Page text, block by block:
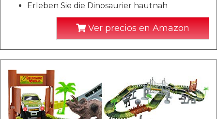
Erleben Sie die Dinosaurier hautnah
Ver precios en Amazon